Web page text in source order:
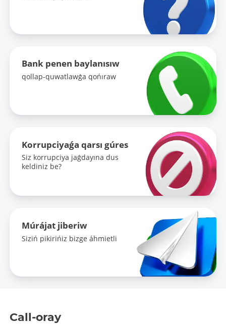
Bank penen baylanısıw
qollap-quwatlawǵa qońıraw
Korrupciyaǵa qarsı gúres
Siz korrupciya jaǵdayına dus
keldiniz be?
Múrájat jiberiw
Siziń pikirińiz bizge áhmietli
Call-oray